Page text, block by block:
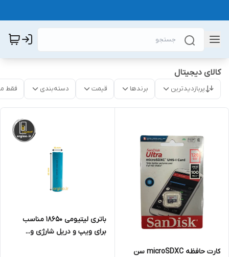
کالای دیجیتال
پربازدیدترین برندها قیمت دسته‌بندی فقط
کارت حافظه microSDXC سن
باتری لیتیومی 18650 مناسب
برای ویپ و دریل شارژی و...